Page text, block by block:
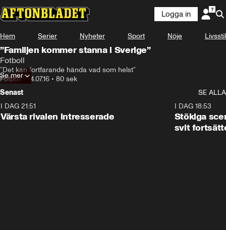
Logga in
Hem Serier Nyheter Sport Nöje Livsstil
”Familjen kommer stanna i Sverige”
Fotboll
”Det kan fortfarande hända vad som helst”
Fotboll•14.07.16 • 80 sek
Se mer
Senast
SE ALLA
I DAG 21:51
Värsta rivalen intresserade
I DAG 18:53
Stökiga
svit